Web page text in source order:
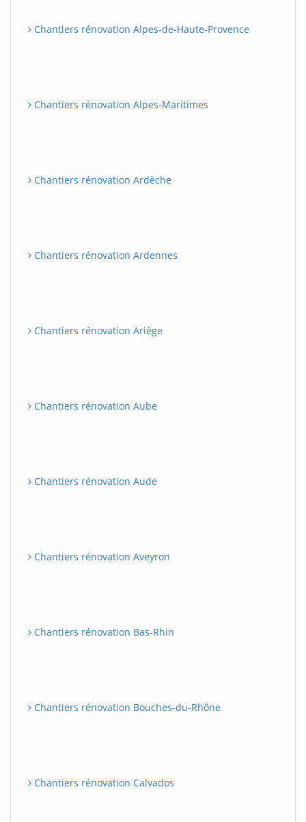
Chantiers rénovation Alpes-de-Haute-Provence
Chantiers rénovation Alpes-Maritimes
Chantiers rénovation Ardèche
Chantiers rénovation Ardennes
Chantiers rénovation Ariège
Chantiers rénovation Aube
Chantiers rénovation Aude
Chantiers rénovation Aveyron
Chantiers rénovation Bas-Rhin
Chantiers rénovation Bouches-du-Rhône
Chantiers rénovation Calvados